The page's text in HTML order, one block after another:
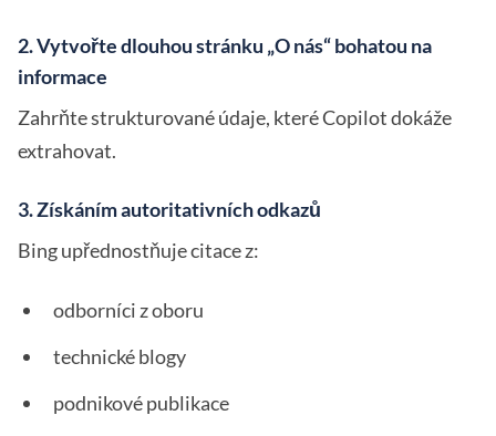
2. Vytvořte dlouhou stránku „O nás“ bohatou na
informace
Zahrňte strukturované údaje, které Copilot dokáže
extrahovat.
3. Získáním autoritativních odkazů
Bing upřednostňuje citace z:
odborníci z oboru
technické blogy
podnikové publikace